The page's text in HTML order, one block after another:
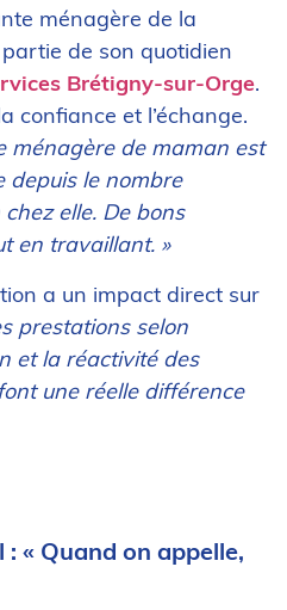
ménagère de la
de son quotidien
Brétigny-sur-Orge.
confiance et l’échange.
ménagère de maman est
depuis le nombre
chez elle. De bons
en travaillant. »
a un impact direct sur
prestations selon
et la réactivité des
une réelle différence
« Quand on appelle,